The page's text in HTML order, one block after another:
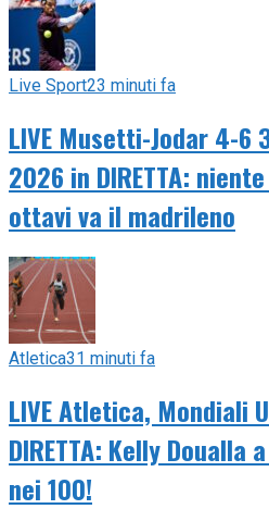
Live Sport23 minuti fa
LIVE Musetti-Jodar 4-6
2026 in DIRETTA:
ottavi va il madrileno
Atletica31 minuti fa
LIVE Atletica, Mondiali
DIRETTA: Kelly Doualla
nei 100!